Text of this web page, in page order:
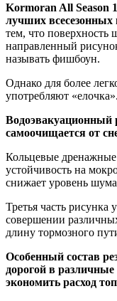
Kormoran All Season
лучших всесезонных
тем, что
направленный
называть фишбоун.
Однако для более
употребляют «елочка».
Водоэвакуационный
самоочищается от
Кольцевые
устойчивость на
снижает уровень
Третья часть рисунка
совершении
длину тормозного
Особенный состав
дорогой в
экономить расход